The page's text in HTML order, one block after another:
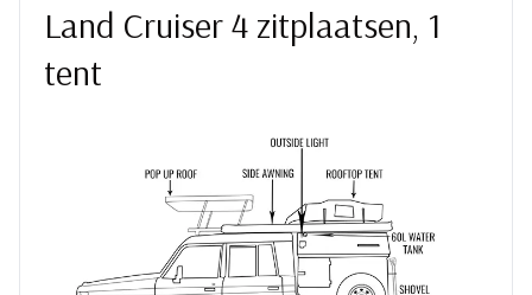
Land Cruiser 4 zitplaatsen, 1
tent